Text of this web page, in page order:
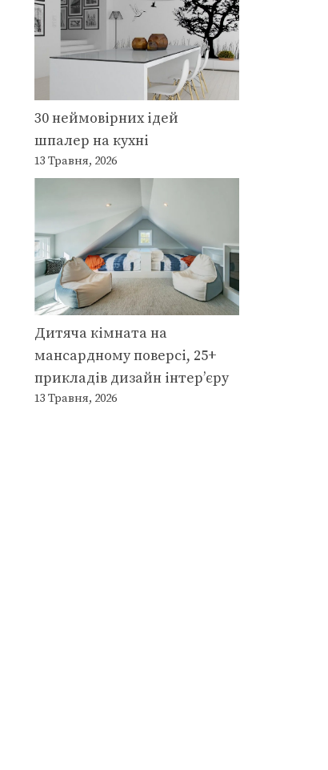
30 неймовірних ідей
шпалер на кухні
13 Травня, 2026
Дитяча кімната на
мансардному поверсі, 25+
прикладів дизайн інтер’єру
13 Травня, 2026